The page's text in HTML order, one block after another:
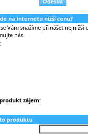
na internetu nižší cenu?
Vám snažíme přinášet
nás.
zájem:
produktu